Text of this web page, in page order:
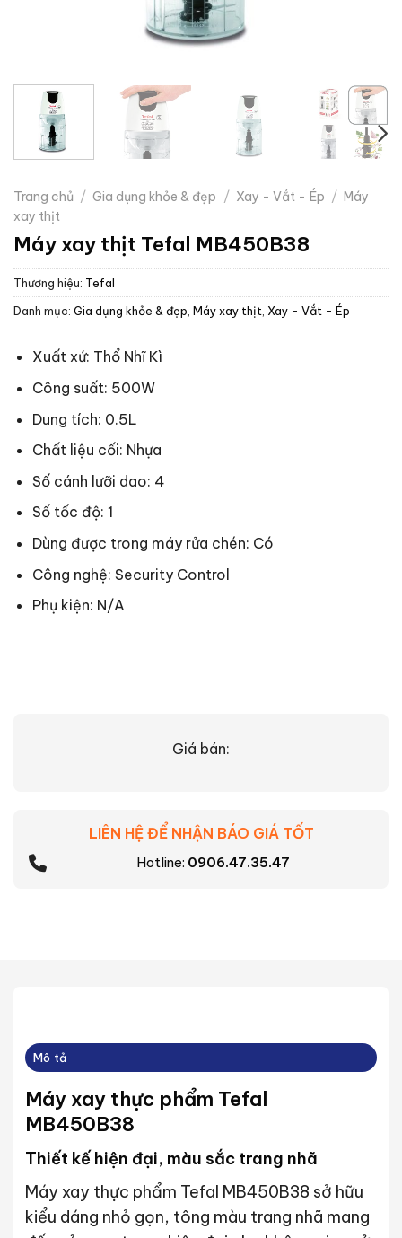
Trang chủ / Gia dụng khỏe & đẹp / Xay - Vắt - Ép / Máy
xay thịt
Máy xay thịt Tefal MB450B38
Thương hiệu: Tefal
Danh mục: Gia dụng khỏe & đẹp Máy xay thịt Xay - Vắt - Ép
Xuất xứ: Thổ Nhĩ Kì
Công suất: 500W
Dung tích: 0.5L
Chất liệu cối: Nhựa
Số cánh lưỡi dao: 4
Số tốc độ: 1
Dùng được trong máy rửa chén: Có
Công nghệ: Security Control
Phụ kiện: N/A
Giá bán:
LIÊN HỆ ĐỂ NHẬN BÁO GIÁ TỐT
Hotline: 0906.47.35.47
Mô tả
Máy xay thực phẩm Tefal
MB450B38
Thiết kế hiện đại, màu sắc trang nhã
Máy xay thực phẩm Tefal MB450B38 sở hữu
kiểu dáng nhỏ gọn, tông màu trang nhã mang